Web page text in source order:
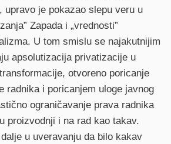
upravo je pokazao slepu veru u
Zapada i „vrednosti”
U tom smislu se najakutnijim
apsolutizacija privatizacije u
otvoreno poricanje
radnika i poricanjem uloge javnog
ograničavanje prava radnika
proizvodnji i na rad kao takav.
u uveravanju da bilo kakav